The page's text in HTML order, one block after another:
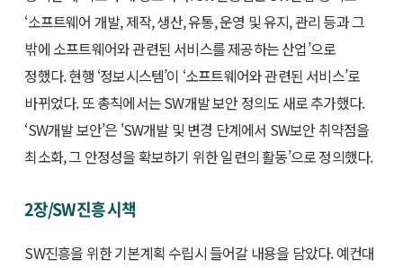
‘소프트웨어 개발, 제작, 생산, 유통, 운영 및 유지, 관리 등과 그
밖에 소프트웨어와 관련된 서비스를 제공하는 산업’으로
정했다. 현행 ‘정보시스템’이 ‘소프트웨어와 관련된 서비스’로
바뀌었다. 또 총칙에서는 SW개발 보안 정의도 새로 추가했다.
‘SW개발 보안’은 'SW개발 및 변경 단계에서 SW보안 취약점을
최소화, 그 안정성을 확보하기 위한 일련의 활동’으로 정의했다.
2장/SW 진흥 시책
SW진흥을 위한 기본계획 수립시 들어갈 내용을 담았다. 예컨대